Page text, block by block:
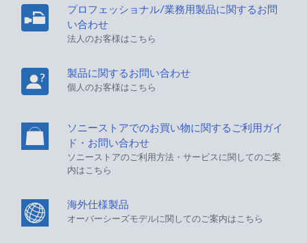
プロフェッショナル/業務用製品に関するお問
い合わせ
法人のお客様はこちら
製品に関するお問い合わせ
個人のお客様はこちら
ソニーストアでのお買い物に関するご利用ガイ
ド・お問い合わせ
ソニーストアのご利用方法・サービスに関してのご案
内はこちら
海外仕様製品
オーバーシーズモデルに関してのご案内はこちら